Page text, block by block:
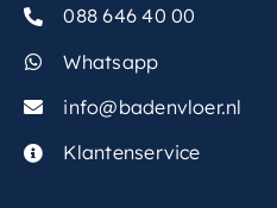
088 646 40 00
Whatsapp
info@badenvloer.nl
Klantenservice